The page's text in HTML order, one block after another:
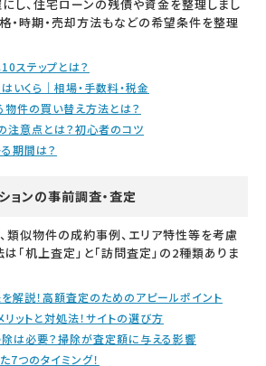
し、住宅ローンの残債や資金を整理しまし
格・時期・売却方法もなどの希望条件を整理
ステップとは？
いくら｜相場・手数料・税金
件の買い替え方法とは？
注意点とは？初心者のコツ
期間は？
ョンの事前調査・査定
類似物件の成約事例、エリア特性等を考慮
「机上査定」と「訪問査定」の2種類ありま
解説！高額査定のためのアピールポイント
ットと対処法！サイトの選び方
は必要？掃除が査定額に与える影響
7つのタイミング！